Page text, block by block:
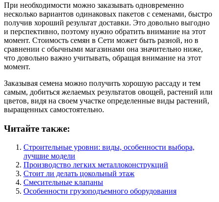
При необходимости можно заказывать одновременно
несколько вариантов одинаковых пакетов с семенами, быстро
получив хороший результат доставки. Это довольно выгодно
и перспективно, поэтому нужно обратить внимание на этот
момент. Стоимость семян в Сети может быть разной, но в
сравнении с обычными магазинами она значительно ниже,
что довольно важно учитывать, обращая внимание на этот
момент.
Заказывая семена можно получить хорошую рассаду и тем
самым, добиться желаемых результатов овощей, растений или
цветов, видя на своем участке определенные виды растений,
выращенных самостоятельно.
Читайте также:
Строительные уровни: виды, особенности выбора,
лучшие модели
Производство легких металлоконструкций
Стоит ли делать цокольный этаж
Смесительные клапаны
Особенности грузоподъемного оборудования